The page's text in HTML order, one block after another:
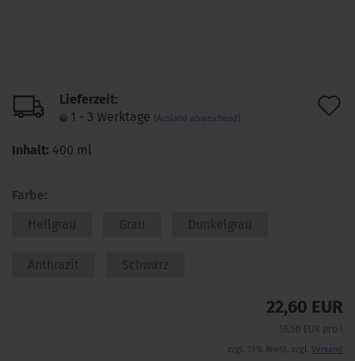
Lieferzeit:
1 - 3 Werktage (Ausland abweichend)
Inhalt: 400 ml
Farbe:
Hellgrau
Grau Dunkelgrau
Anthrazit Schwarz
22,60 EUR
56,50 EUR pro l
zzgl. 19% MwSt. zzgl. Versand